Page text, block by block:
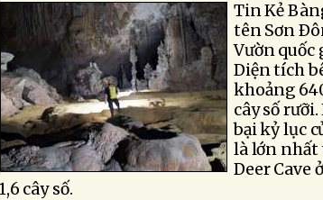
Tin Kẻ
tên Sơn
Vườn quốc
Diện tích
khoảng
cây số
bại kỷ lục
là lớn nhất
Deer Cave
1,6 cây số.